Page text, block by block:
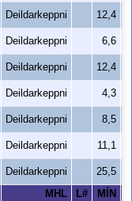
Deildarkeppni
12,4
Deildarkeppni
6,6
Deildarkeppni
12,4
Deildarkeppni
4,3
Deildarkeppni
8,5
Deildarkeppni
11,1
Deildarkeppni
25,5
MHL L# MÍN